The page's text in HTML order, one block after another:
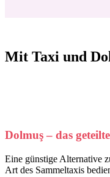
Mit Taxi und
Dolmuş – das
Eine günstige Alternative
Art des Sammeltaxis